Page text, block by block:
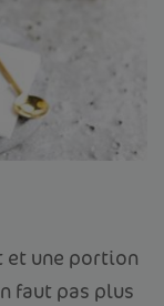
et une portion
faut pas plus